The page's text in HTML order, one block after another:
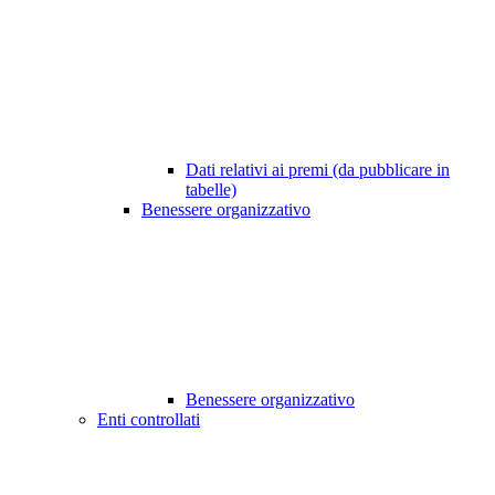
Dati relativi ai premi (da pubblicare in
tabelle)
Benessere organizzativo
Benessere organizzativo
Enti controllati